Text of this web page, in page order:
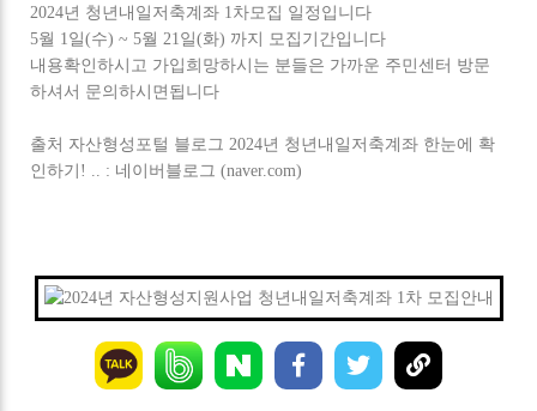
2024년 청년내일저축계좌 1차모집 일정입니다
5월 1일(수) ~ 5월 21일(화) 까지 모집기간입니다
내용확인하시고 가입희망하시는 분들은 가까운 주민센터 방문
하셔서 문의하시면됩니다
출처 자산형성포털 블로그2024년 청년내일저축계좌 한눈에 확
인하기! .. : 네이버블로그 (naver.com)